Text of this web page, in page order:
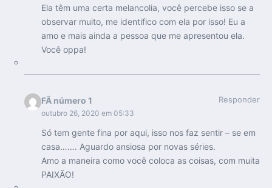
Ela têm uma certa melancolia, você percebe isso se a
observar muito, me identifico com ela por isso! Eu a
amo e mais ainda a pessoa que me apresentou ela.
Você oppa!
FÃ número 1
outubro 26, 2020 em 05:33
Responder
Só tem gente fina por aqui, isso nos faz sentir – se em
casa……. Aguardo ansiosa por novas séries.
Amo a maneira como você coloca as coisas, com muita
PAIXÃO!